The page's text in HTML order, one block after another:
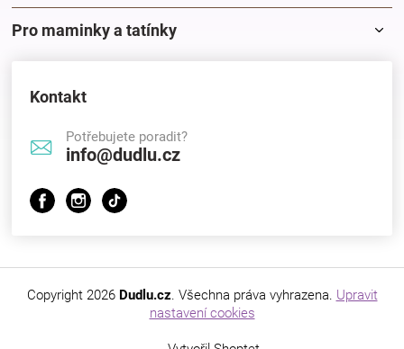
Pro maminky a tatínky
Kontakt
Potřebujete poradit?
info@dudlu.cz
Copyright 2026 Dudlu.cz. Všechna práva vyhrazena. Upravit
nastavení cookies